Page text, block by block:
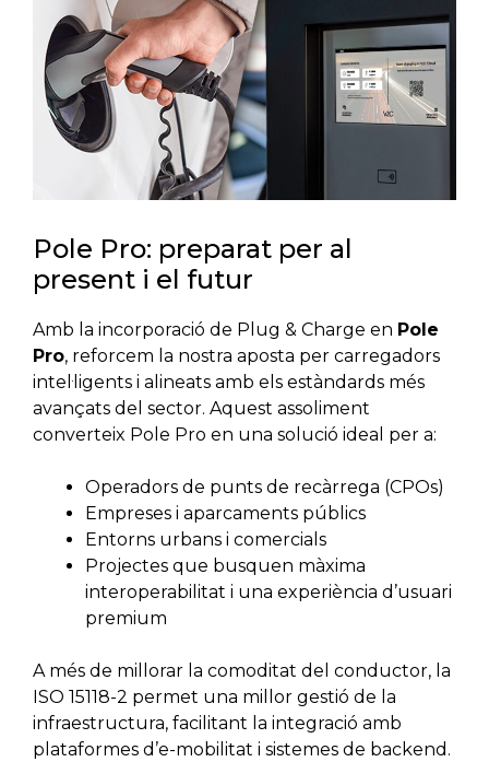
Pole Pro: preparat per al
present i el futur
Amb la incorporació de Plug & Charge en Pole
Pro, reforcem la nostra aposta per carregadors
intel·ligents i alineats amb els estàndards més
avançats del sector. Aquest assoliment
converteix Pole Pro en una solució ideal per a:
Operadors de punts de recàrrega (CPOs)
Empreses i aparcaments públics
Entorns urbans i comercials
Projectes que busquen màxima
interoperabilitat i una experiència d’usuari
premium
A més de millorar la comoditat del conductor, la
ISO 15118-2 permet una millor gestió de la
infraestructura, facilitant la integració amb
plataformes d’e-mobilitat i sistemes de backend.